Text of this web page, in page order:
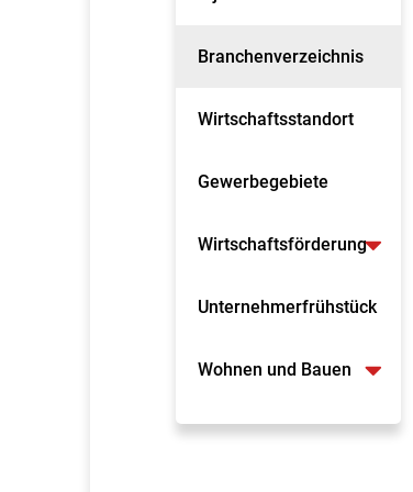
Branchenverzeichnis
Wirtschaftsstandort
Gewerbegebiete
Wirtschaftsförderung
Unternehmerfrühstück
Wohnen und Bauen